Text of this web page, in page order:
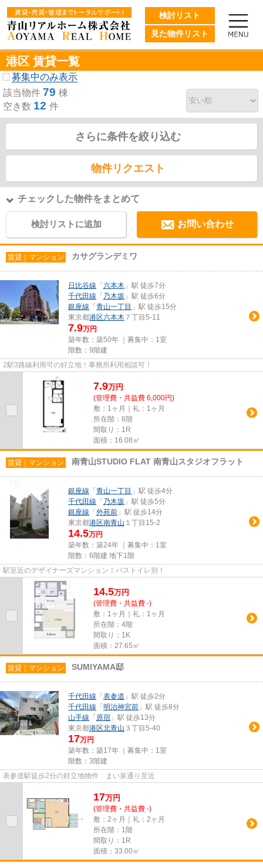
検討リスト
見た物件リスト
港区 賃貸一覧
募集中のみ表示
該当物件 79 棟
空き数 12 件
さらに条件を絞り込む
物件リクエスト
チェックした物件をまとめて
検討リストに追加 お問い合わせ
賃貸｜マンション カサグランデミワ
日比谷線 「 六本木 」駅 徒歩7分
千代田線 「 乃木坂 」駅 徒歩6分
銀座線 「 青山一丁目 」駅 徒歩15分
東京都港区六本木 ７丁目5-11
7.9万円
築年数：築50年 ｜募集中： 1室
階数：9階建
2駅3路線利用可の好立地！事務所利用相談可！
7.9万円
(管理費・共益費 6,000円)
敷：1ヶ月｜礼：1ヶ月
所在階：6階
間取り：1R
面積：16.08㎡
賃貸｜マンション 南青山STUDIO FLAT 南青山スタジオフラット
銀座線 「 青山一丁目 」駅 徒歩4分
千代田線 「 乃木坂 」駅 徒歩5分
銀座線 「 外苑前 」駅 徒歩14分
東京都港区南青山 １丁目15-2
14.5万円
築年数：築24年 ｜募集中： 1室
階数：6階建 地下1階
駅至近のデザイナーズマンション！バストイレ別！
14.5万円
(管理費・共益費 -)
敷：1ヶ月｜礼：1ヶ月
所在階：4階
間取り：1K
面積：27.65㎡
賃貸｜マンション SUMIYAMA邸
千代田線 「 表参道 」駅 徒歩2分
千代田線 「 明治神宮前 」駅 徒歩8分
山手線 「 原宿 」駅 徒歩13分
東京都港区北青山 ３丁目5-40
17万円
築年数：築17年 ｜募集中： 1室
階数：3階建
表参道駅徒歩2分の好立地物件 まい泉通り至近
17万円
(管理費・共益費 -)
敷：2ヶ月｜礼：2ヶ月
所在階：1階
間取り：1R
面積：33.00㎡